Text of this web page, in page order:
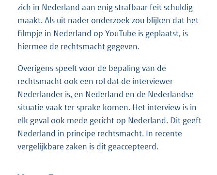
zich in Nederland aan enig strafbaar feit schuldig
maakt. Als uit nader onderzoek zou blijken dat het
filmpje in Nederland op YouTube is geplaatst, is
hiermee de rechtsmacht gegeven.
Overigens speelt voor de bepaling van de
rechtsmacht ook een rol dat de interviewer
Nederlander is, en Nederland en de Nederlandse
situatie vaak ter sprake komen. Het interview is in
elk geval ook mede gericht op Nederland. Dit geeft
Nederland in principe rechtsmacht. In recente
vergelijkbare zaken is dit geaccepteerd.